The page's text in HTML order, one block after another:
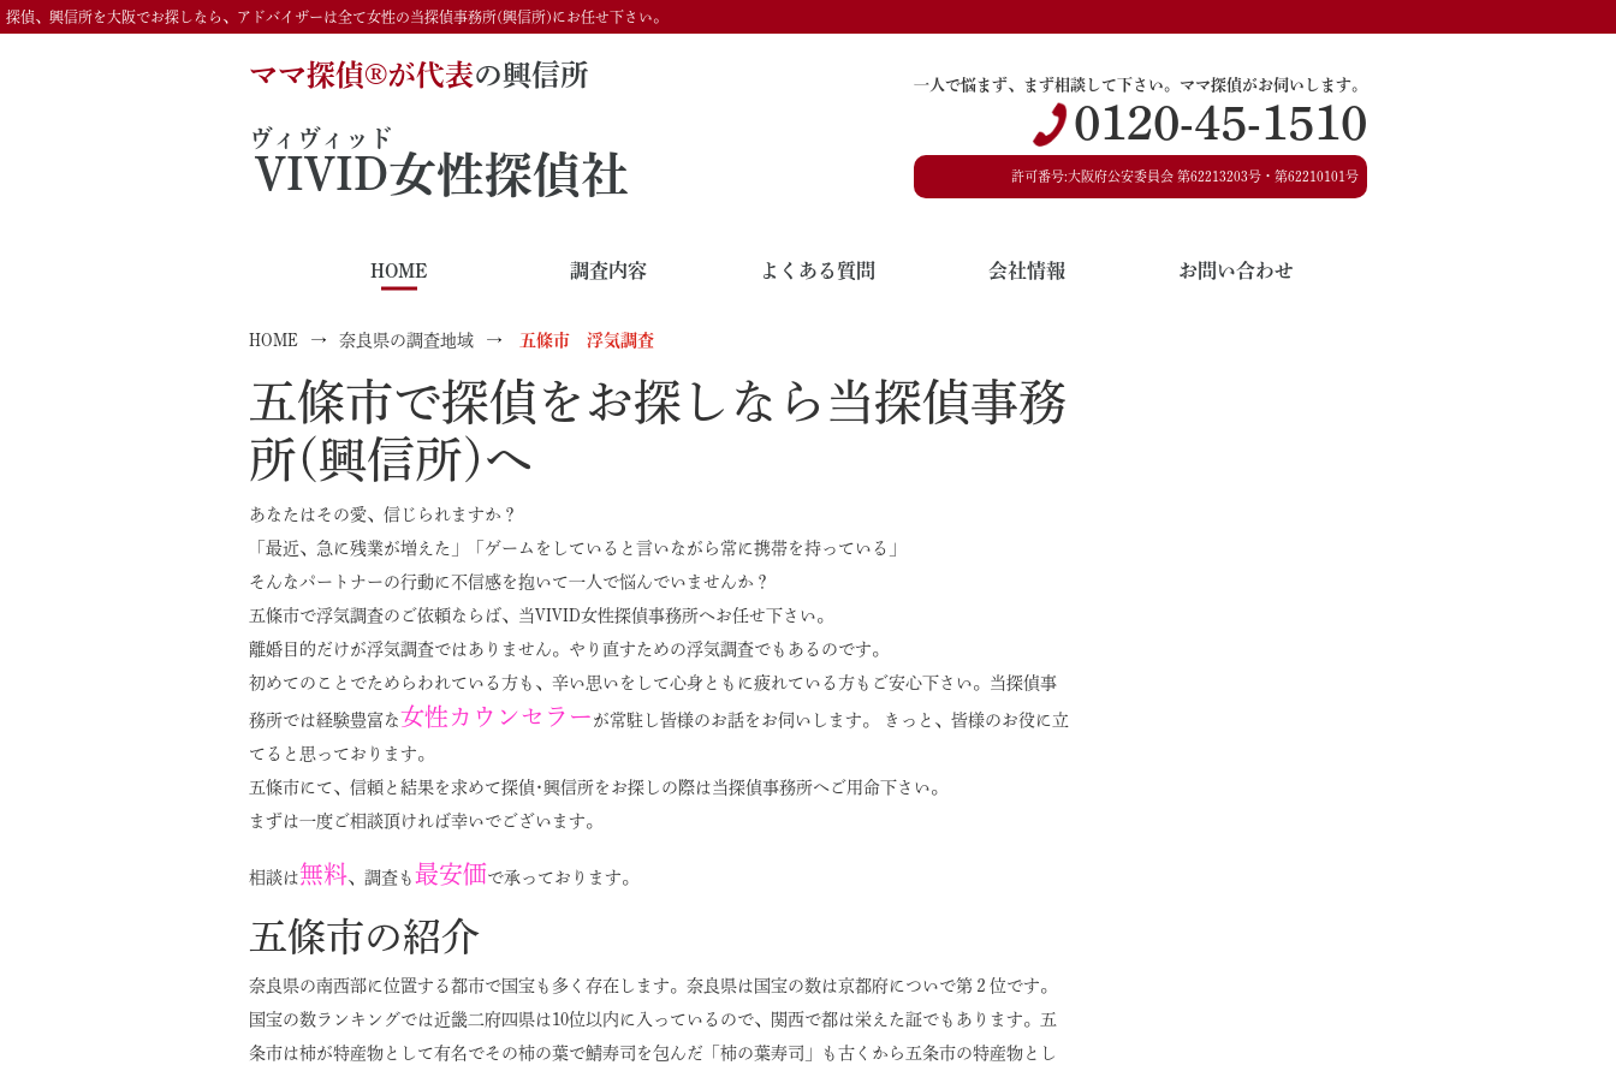
探偵、興信所を大阪でお探しなら、アドバイザーは全て女性の当探偵事務所(興信所)にお任せ下さい。
ママ探偵®️が代表の興信所
VIVID
ヴィヴィッド
女性探偵社
一人で悩まず、まず相談して下さい。 ママ探偵がお伺いします。
0120-45-1510
許可番号:大阪府公安委員会 第62213203号・第62210101号
HOME 調査内容 よくある質問 会社情報 お問い合わせ
HOME 奈良県の調査地域 五條市 浮気調査
五條市で探偵をお探しなら当探偵事務
所(興信所)へ
あなたはその愛、信じられますか？
「最近、急に残業が増えた」「ゲームをしていると言いながら常に携帯を持っている」
そんなパートナーの行動に不信感を抱いて一人で悩んでいませんか？
五條市で浮気調査のご依頼ならば、当VIVID女性探偵事務所へお任せ下さい。
離婚目的だけが浮気調査ではありません。やり直すための浮気調査でもあるのです。
初めてのことでためらわれている方も、辛い思いをして心身ともに疲れている方もご安心下さい。当探偵事
務所では経験豊富な女性カウンセラー が常駐し皆様のお話をお伺いします。 きっと、皆様のお役に立
てると思っております。
五條市にて、信頼と結果を求めて探偵･興信所をお探しの際は当探偵事務所へご用命下さい。
まずは一度ご相談頂ければ幸いでございます。
相談は無料、調査も 最安価で承っております。
五條市の紹介
奈良県の南西部に位置する都市で国宝も多く存在します。奈良県は国宝の数は京都府についで第２位です。
国宝の数ランキングでは近畿二府四県は10位以内に入っているので、関西で都は栄えた証でもあります。五
条市は柿が特産物として有名でその柿の葉で鯖寿司を包んだ「柿の葉寿司」も古くから五条市の特産物とし